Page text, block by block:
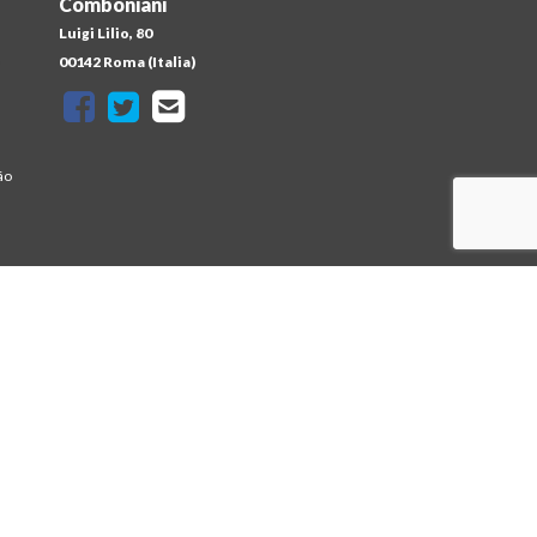
Luigi Lilio, 80
00142 Roma (Italia)